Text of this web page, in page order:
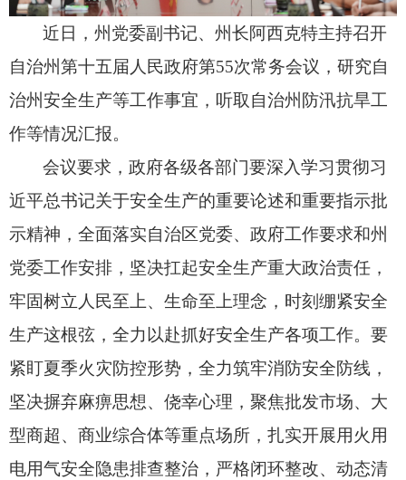
近日，州党委副书记、州长阿西克特主持召开
自治州第十五届人民政府第55次常务会议， 研究自
治州安全生产等工作事宜， 听取自治州防汛抗旱工
作等情况汇报。
会议要求，政府各级各部门要深入学习贯彻习
近平总书记关于安全生产的重要论述和重要指示批
示精神， 全面落实自治区党委、 政府工作要求和州
党委工作安排， 坚决扛起安全生产重大政治责任，
牢固树立人民至上、 生命至上理念， 时刻绷紧安全
生产这根弦， 全力以赴抓好安全生产各项工作。 要
紧盯夏季火灾防控形势， 全力筑牢消防安全防线，
坚决摒弃麻痹思想、 侥幸心理， 聚焦批发市场、 大
型商超、 商业综合体等重点场所， 扎实开展用火用
电用气安全隐患排查整治， 严格闭环整改、 动态清